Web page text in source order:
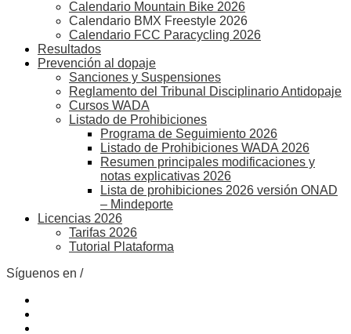
Calendario Mountain Bike 2026
Calendario BMX Freestyle 2026
Calendario FCC Paracycling 2026
Resultados
Prevención al dopaje
Sanciones y Suspensiones
Reglamento del Tribunal Disciplinario Antidopaje
Cursos WADA
Listado de Prohibiciones
Programa de Seguimiento 2026
Listado de Prohibiciones WADA 2026
Resumen principales modificaciones y
notas explicativas 2026
Lista de prohibiciones 2026 versión ONAD
– Mindeporte
Licencias 2026
Tarifas 2026
Tutorial Plataforma
Síguenos en /